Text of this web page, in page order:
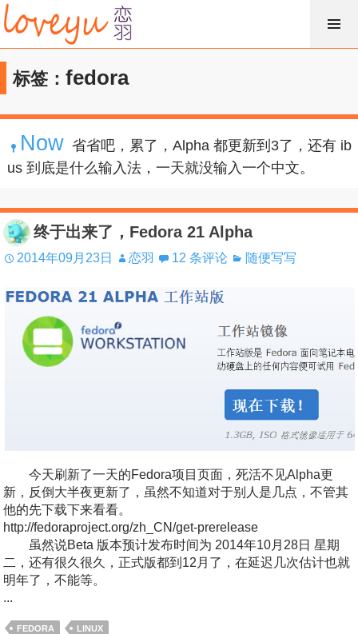
跳
过
内
容标签： fedora
Now 省省吧，累了，Alpha 都更新到3了，还有 ib
us 到底是什么输入法，一天就没输入一个中文。
终于出来了，Fedora 21 Alpha
2014年09月23日 恋羽 12 条评论 随便写写
今天刷新了一天的Fedora项目页面，死活不见Alpha更
新，反倒大半夜更新了，虽然不知道对于别人是几点，不管其
他的先下载下来看看。
http://fedoraproject.org/zh_CN/get-prerelease
虽然说Beta 版本预计发布时间为 2014年10月28日 星期
二，还有很久很久，正式版都到12月了，在延迟几次估计也就
明年了，不能等。
...
FEDORA LINUX